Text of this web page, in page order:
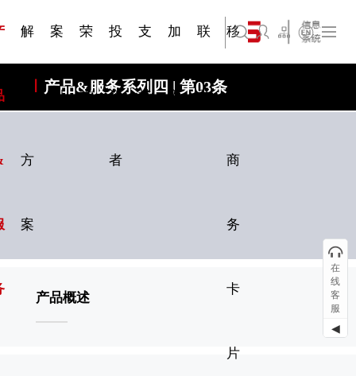
解
方
案
船舶与海洋
案
例
荣
誉
投
资
者
支
持
加
入
常见问题FAQ
联
系
移
商
务
卡
片
旗下公司名称四 English
产品&服务系列四 | 第03条
产品概述
在
线
客
服
◀